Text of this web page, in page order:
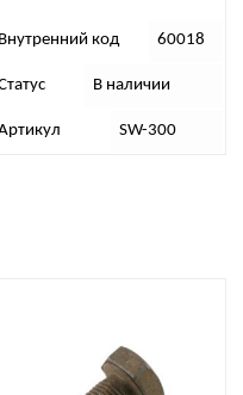
Внутренний код 60018
В наличии
SW-300